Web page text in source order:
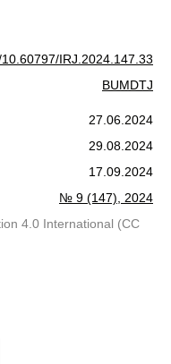
IRJ.2024.147.33
BUMDTJ
27.06.2024
29.08.2024
17.09.2024
№ 9 (147), 2024
4.0 International (CC